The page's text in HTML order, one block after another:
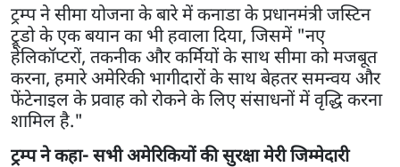
ट्रम्प ने सीमा योजना के बारे में कनाडा के प्रधानमंत्री जस्टिन
ट्रूडो के एक बयान का भी हवाला दिया, जिसमें "नए
हेलिकॉप्टरों, तकनीक और कर्मियों के साथ सीमा को मजबूत
करना, हमारे अमेरिकी भागीदारों के साथ बेहतर समन्वय और
फेंटेनाइल के प्रवाह को रोकने के लिए संसाधनों में वृद्धि करना
शामिल है."
ट्रम्प ने कहा- सभी अमेरिकियों की सुरक्षा मेरी जिम्मेदारी